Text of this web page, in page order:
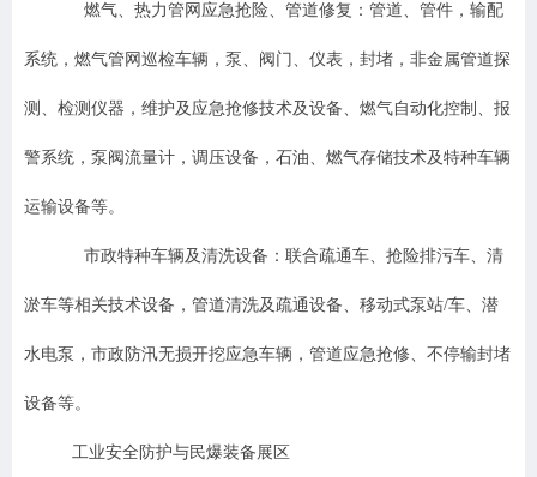
燃气、热力管网应急抢险、管道修复：管道、管件，输配
系统，燃气管网巡检车辆，泵、阀门、仪表，封堵，非金属管道探
测、检测仪器，维护及应急抢修技术及设备、燃气自动化控制、报
警系统，泵阀流量计，调压设备，石油、燃气存储技术及特种车辆
运输设备等。
市政特种车辆及清洗设备：联合疏通车、抢险排污车、清
淤车等相关技术设备，管道清洗及疏通设备、移动式泵站/车、潜
水电泵，市政防汛无损开挖应急车辆，管道应急抢修、不停输封堵
设备等。
工业安全防护与民爆装备展区